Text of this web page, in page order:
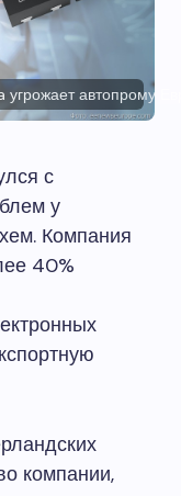
угрожает автопрому
с
у
Компания
40%
компании,